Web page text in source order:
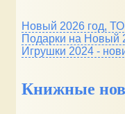
Новый 2026 год,
Подарки на Новый
Игрушки 2024 -
Книжные